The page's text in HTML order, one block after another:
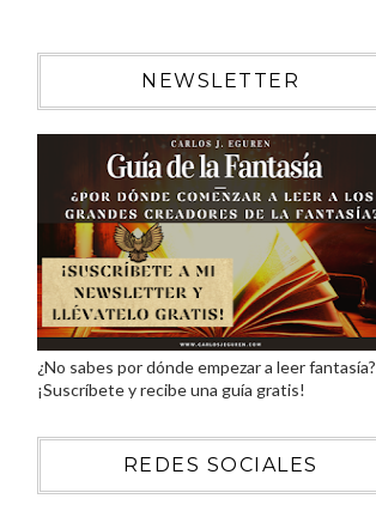
NEWSLETTER
¿No sabes por dónde empezar a leer fantasía?
¡Suscríbete y recibe una guía gratis!
REDES SOCIALES